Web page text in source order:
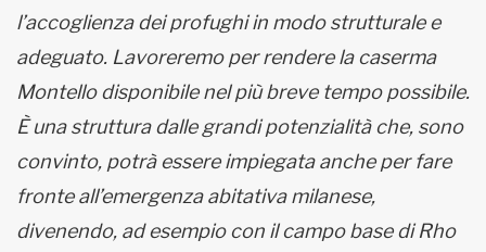
l’accoglienza dei profughi in modo strutturale e
adeguato. Lavoreremo per rendere la caserma
Montello disponibile nel più breve tempo possibile.
È una struttura dalle grandi potenzialità che, sono
convinto, potrà essere impiegata anche per fare
fronte all’emergenza abitativa milanese,
divenendo, ad esempio con il campo base di Rho